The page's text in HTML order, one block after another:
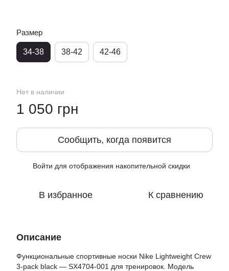
Размер
34-38 38-42 42-46
Нет в наличии
1 050 грн
Сообщить, когда появится
Войти для отображения накопительной скидки
В избранное К сравнению
Описание
Функциональные спортивные носки Nike Lightweight Crew
3-pack black — SX4704-001 для тренировок. Модель